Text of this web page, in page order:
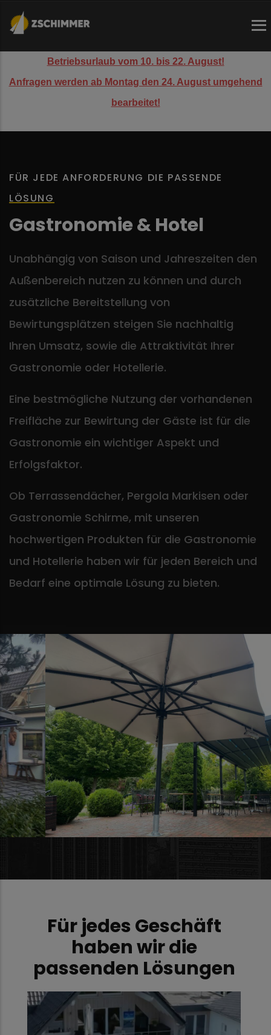
Direkt
zum
Inhalt
Betriebsurlaub vom 10. bis 22. August!
Anfragen werden ab Montag den 24. August umgehend
bearbeitet!
FÜR JEDE ANFORDERUNG DIE PASSENDE
LÖSUNG
Gastronomie & Hotel
Unabhängig von Saison und Jahreszeiten den
Außenbereich nutzen zu können und durch
zusätzliche Bereitstellung von
Bewirtungsplätzen steigen Sie nachhaltig
Ihren Umsatz, sowie die Attraktivität Ihrer
Gastronomie oder Hotellerie.
Eine bestmögliche Nutzung der vorhandenen
Freifläche zur Bewirtung der Gäste ist für die
Gastronomie ein wichtiger Aspekt und
Erfolgsfaktor.
Ob Terrassendächer, Pergola Markisen oder
Gastronomie Schirme, mit unseren
hochwertigen Produkten für die Gastronomie
und Hotellerie haben wir für jeden Bereich und
Bedarf eine optimale Lösung zu bieten.
Für jedes Geschäft
haben wir die
passenden Lösungen